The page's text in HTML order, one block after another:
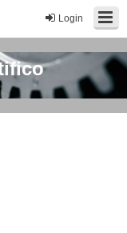
Login